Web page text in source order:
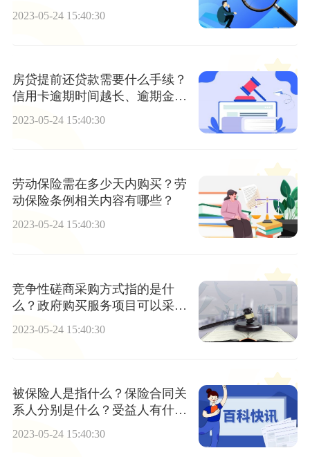
2023-05-24 15:40:30
房贷提前还贷款需要什么手续？
信用卡逾期时间越长、逾期金额
2023-05-24 15:40:30
劳动保险需在多少天内购买？劳
动保险条例相关内容有哪些？
2023-05-24 15:40:30
竞争性磋商采购方式指的是什
么？政府购买服务项目可以采用
2023-05-24 15:40:30
被保险人是指什么？保险合同关
系人分别是什么？受益人有什么
特征？
2023-05-24 15:40:30